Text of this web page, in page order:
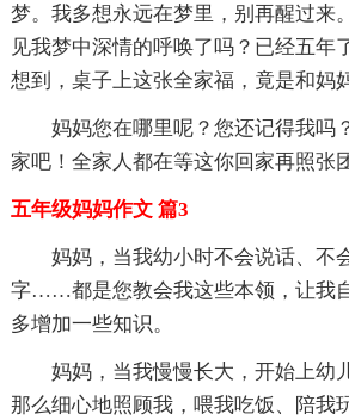
梦。我多想永远在梦里，别再醒过来
见我梦中深情的呼唤了吗？已经五年
想到，桌子上这张全家福，竟是和妈
妈妈您在哪里呢？您还记得我吗
家吧！全家人都在等这你回家再照张
五年级妈妈作文 篇3
妈妈，当我幼小时不会说话、不
字……都是您教会我这些本领，让我
多增加一些知识。
妈妈，当我慢慢长大，开始上幼
那么细心地照顾我，喂我吃饭、陪